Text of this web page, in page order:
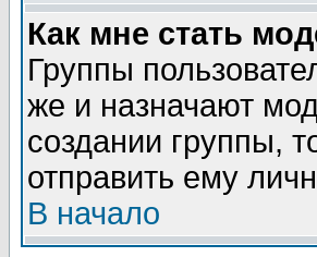
Как мне стать
Группы
же и назначают
создании группы,
отправить ему
В начало